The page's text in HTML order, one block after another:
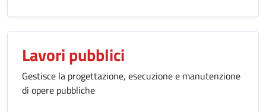
Lavori pubblici
Gestisce la progettazione, esecuzione e manutenzione
di opere pubbliche